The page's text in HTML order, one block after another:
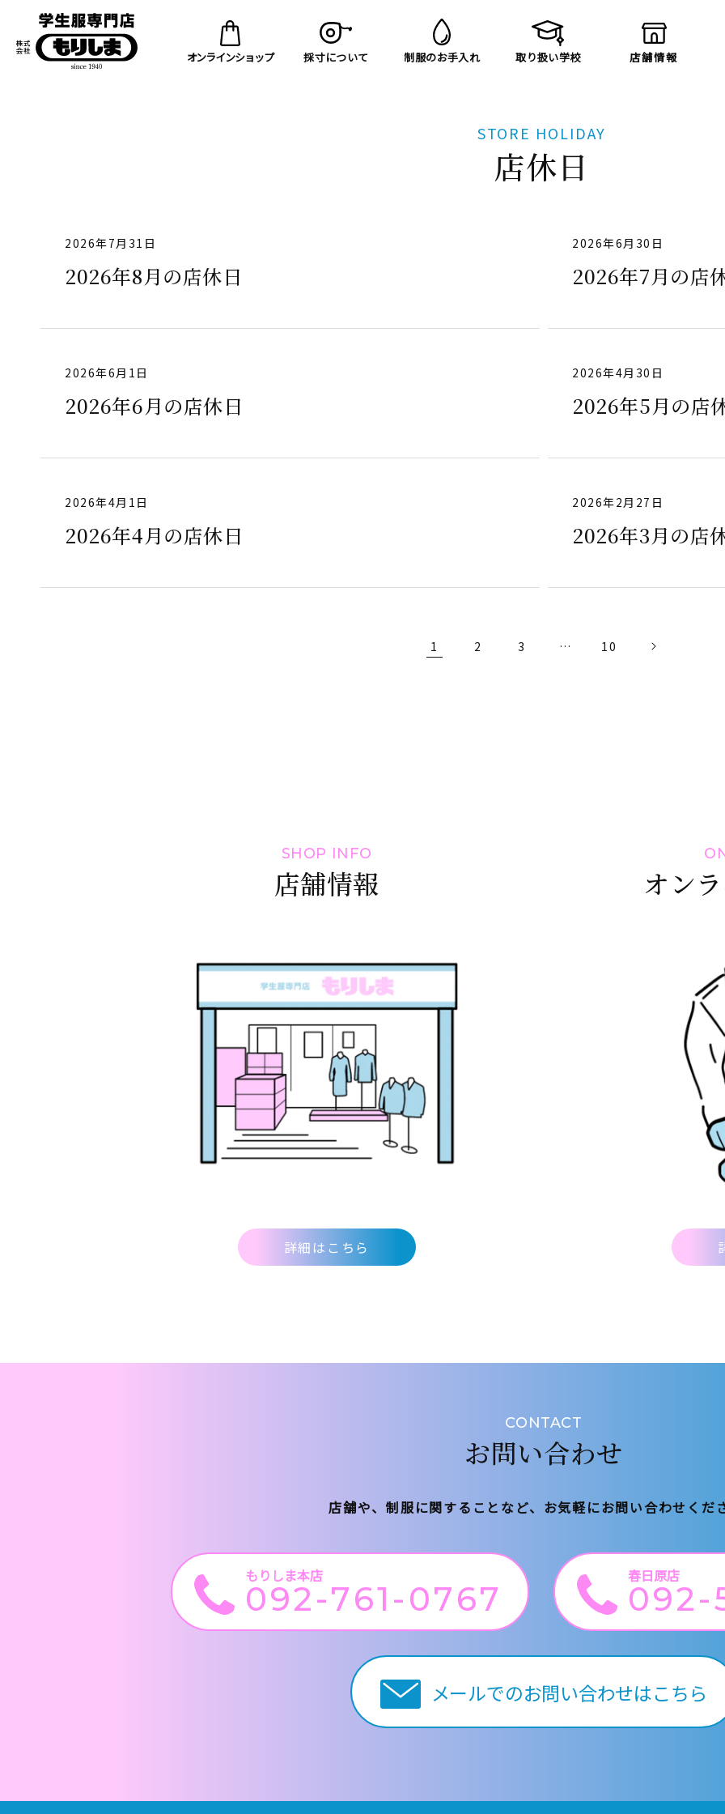
ンツに
進む
オンラインショップ 採寸について 制服のお手入れ 取り扱い学校 店舗情報
STORE HOLIDAY
店休日
2026年7月31日
2026年8月の店休日
2026年6月30日
2026年7月の店
2026年6月1日
2026年6月の店休日
2026年4月30日
2026年5月の店
2026年4月1日
2026年4月の店休日
2026年2月27日
2026年3月の店
1 2 3 … 10
SHOP INFO
店舗情報
詳細はこちら
オン
CONTACT
お問い合わせ
店舗や、制服に関することなど、 お気軽にお問い合わせくだ
もりしま本店
092-761-0767
春日原店
092-
メールでのお問い合わせはこちら